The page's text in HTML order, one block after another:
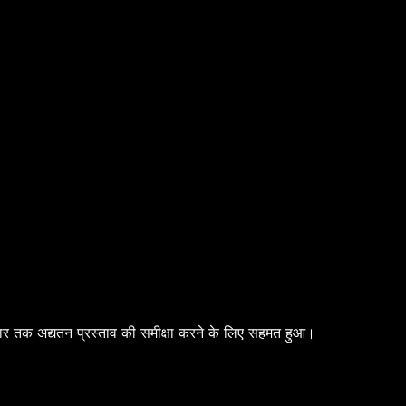
तक अद्यतन प्रस्ताव की समीक्षा करने के लिए सहमत हुआ।